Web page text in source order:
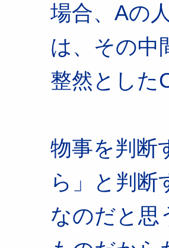
場合、Aの
は、その中
整然とした
物事を判断
ら」と判断
なのだと思